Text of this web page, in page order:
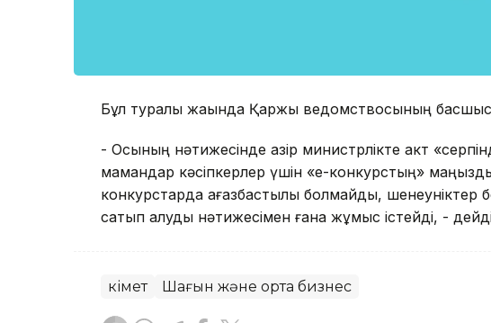
Бұл туралы жақында Қаржы ведомствосының
- Осының нәтижесінде қазір министрлікте акт
мамандар кәсіпкерлер үшін «е-конкурстың»
конкурстарда қағазбастылық болмайды, шенеуніктер
сатып алуды нәтижесімен ғана жұмыс істейді, -
Үкімет Шағын және орта бизнес